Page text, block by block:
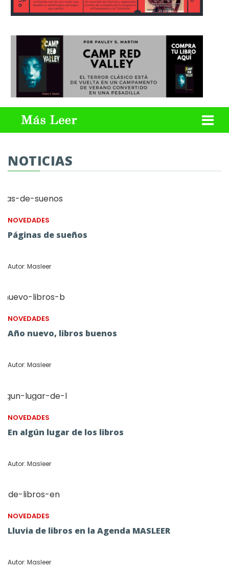
NOTICIAS
NOVEDADES
Páginas de sueños
Autor: Masleer
NOVEDADES
Año nuevo, libros buenos
Autor: Masleer
NOVEDADES
En algún lugar de los libros
Autor: Masleer
NOVEDADES
Lluvia de libros en la Agenda MASLEER
Autor: Masleer